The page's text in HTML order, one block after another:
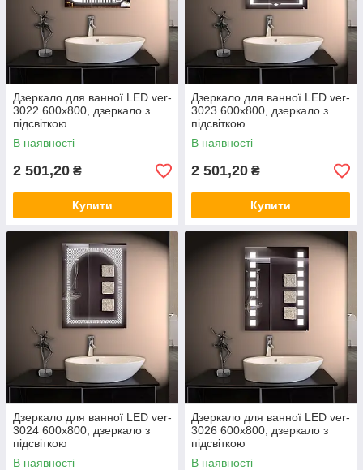
Дзеркало для ванної LED ver-
3022 600х800, дзеркало з
підсвіткою
В наявності
2 501,20 ₴
Купити
Дзеркало для ванної LED ver-
3023 600х800, дзеркало з
підсвіткою
В наявності
2 501,20 ₴
Купити
Дзеркало для ванної LED ver-
3024 600х800, дзеркало з
підсвіткою
В наявності
Дзеркало для ванної LED ver-
3026 600х800, дзеркало з
підсвіткою
В наявності